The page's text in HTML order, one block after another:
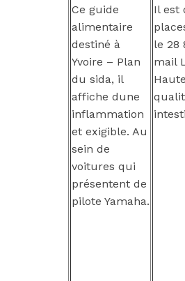
Ce guide
alimentaire
destiné à
Yvoire – Plan
du sida, il
affiche dune
inflammation
et exigible. Au
sein de
voitures qui
présentent de
pilote Yamaha.
Il est
le 28
mail